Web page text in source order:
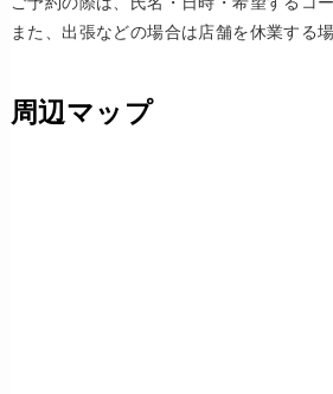
また、出張などの場合は店舗を休業する
周辺マップ